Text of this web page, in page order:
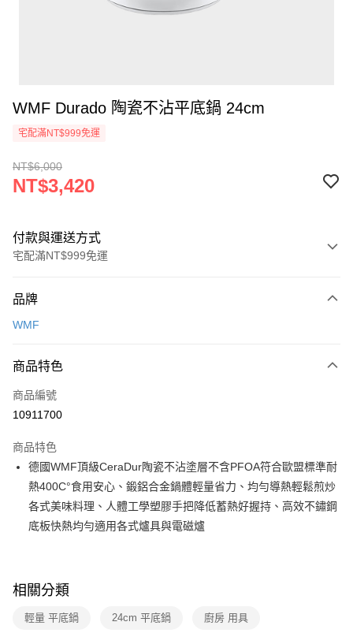
WMF Durado 陶瓷不沾平底鍋 24cm
宅配滿NT$999免運
NT$6,000
NT$3,420
付款與運送方式
宅配滿NT$999免運
信用卡一次付款
3 期 0 利率 每期
合作金庫商業銀行
上海商業儲蓄銀行
臺灣中小企業銀行
匯豐（台灣）商業銀行
華泰商業銀行
聯邦商業銀行
遠東國際商業銀行
元大商業銀行
永豐商業銀行
玉山商業銀行
星展（台灣）商業銀行
合作金庫商業銀行
上海商業儲蓄銀行
國泰世華商業銀行
兆豐國際商業銀行
匯豐（台灣）商業銀行
華泰商業銀行
聯邦商業銀行
遠東國際商業銀行
元大商業銀行
永豐商業銀行
即享券
LINE Pay
Apple Pay
街口支付
Google Pay
運送方式
宅配
品牌
WMF
商品特色
商品編號
10911700
商品特色
德國WMF頂級CeraDur陶瓷不沾塗層不含PFOA符合歐盟標準耐
熱400C°食用安心、鍛鋁合金鍋體輕量省力、均勻導熱輕鬆煎炒
各式美味料理、人體工學塑膠手把降低蓄熱好握持、高效不鏽鋼
底板快熱均勻適用各式爐具與電磁爐
相關分類
輕量 平底鍋 24cm 平底鍋 廚房 用具